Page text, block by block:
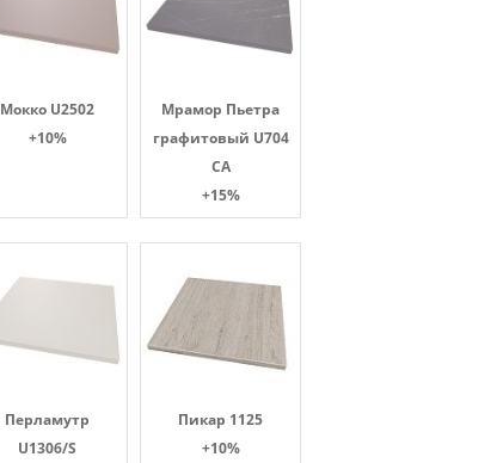
Мокко U2502
+10%
Мрамор Пьетра
графитовый U704
CA
+15%
Перламутр
U1306/S
Пикар 1125
+10%